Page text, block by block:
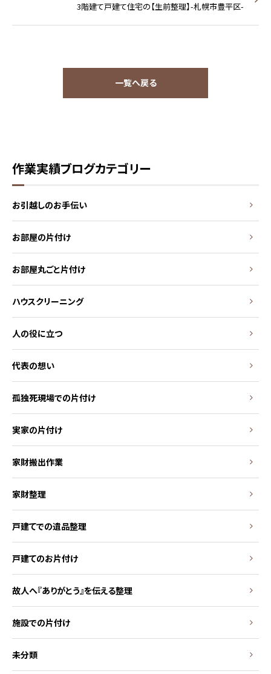
3階建て戸建て住宅の【生前整理】-札幌市豊平区-
一覧へ戻る
作業実績ブログカテゴリー
お引越しのお手伝い
お部屋の片付け
お部屋丸ごと片付け
ハウスクリーニング
人の役に立つ
代表の想い
孤独死現場での片付け
実家の片付け
家財搬出作業
家財整理
戸建てでの遺品整理
戸建てのお片付け
故人へ『ありがとう』を伝える整理
施設での片付け
未分類